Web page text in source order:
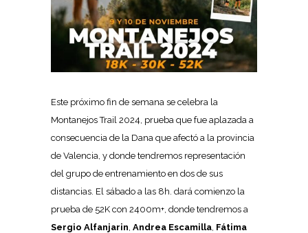
Este próximo fin de semana se celebra la
Montanejos Trail 2024, prueba que fue aplazada a
consecuencia de la Dana que afectó a la provincia
de Valencia, y donde tendremos representación
del grupo de entrenamiento en dos de sus
distancias. El sábado a las 8h. dará comienzo la
prueba de 52K con 2400m+, donde tendremos a
Sergio Alfanjarin Andrea Escamilla Fátima